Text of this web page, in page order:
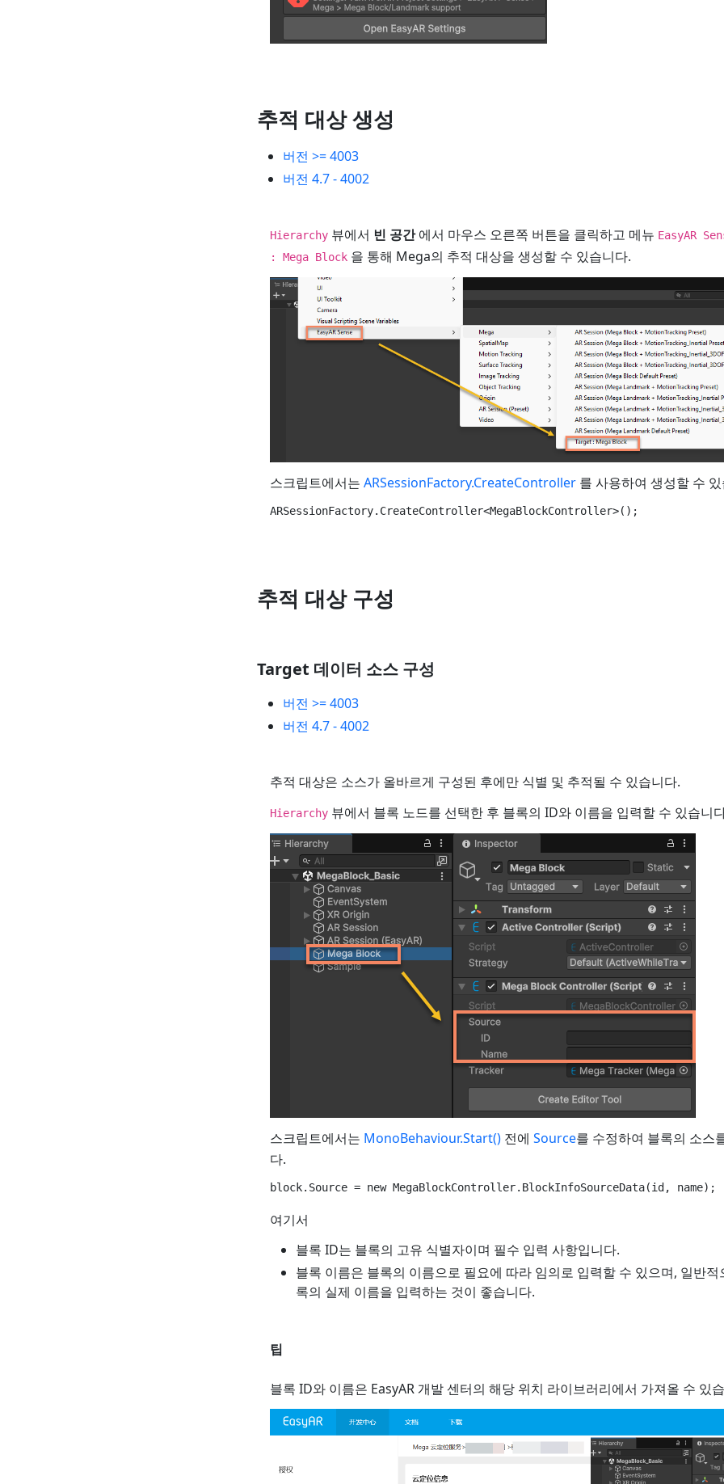
추적 대상 생성
버전 >= 4003
버전 4.7 - 4002
Hierarchy뷰에서 빈 공간에서 마우스 오른쪽 버튼을 클릭하고 메뉴 EasyAR
: Mega Block을 통해 Mega의 추적 대상을 생성할 수 있습니다.
스크립트에서는 ARSessionFactory.CreateController를 사용하여 생성할 수
추적 대상 구성
Target 데이터 소스 구성
버전 >= 4003
버전 4.7 - 4002
추적 대상은 소스가 올바르게 구성된 후에만 식별 및 추적될 수 있습니다.
Hierarchy뷰에서 블록 노드를 선택한 후 블록의 ID와 이름을 입력할 수 있습니
스크립트에서는 MonoBehaviour.Start()전에 Source를 수정하여 블록의 소스
다.
여기서
블록 ID는 블록의 고유 식별자이며 필수 입력 사항입니다.
블록 이름은 블록의 이름으로 필요에 따라 임의로 입력할 수 있으며, 일반
록의 실제 이름을 입력하는 것이 좋습니다.
팁
블록 ID와 이름은 EasyAR 개발 센터의 해당 위치 라이브러리에서 가져올 수 있